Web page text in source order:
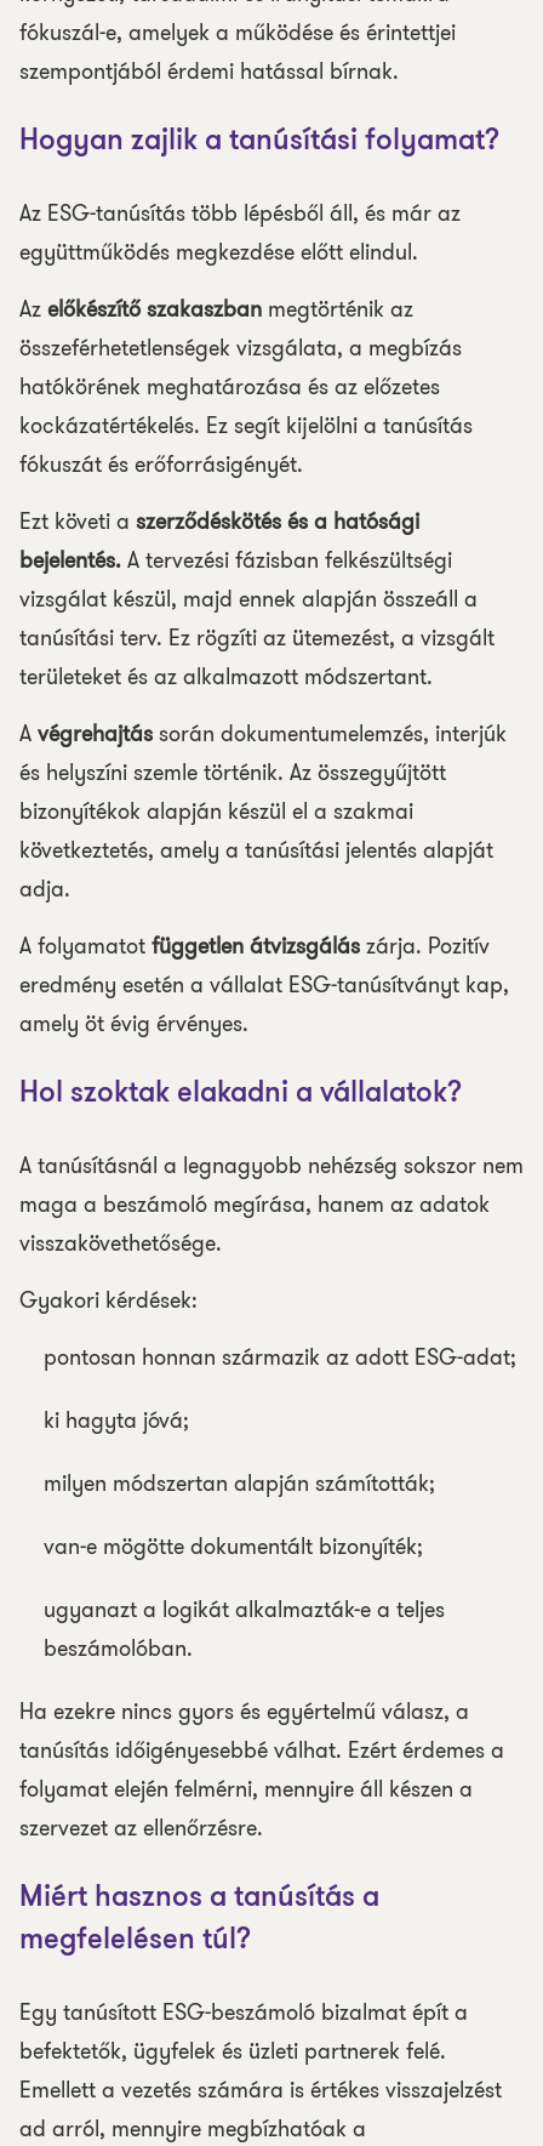
fókuszál-e, amelyek a működése és érintettjei
szempontjából érdemi hatással bírnak.
Hogyan zajlik a tanúsítási folyamat?
Az ESG-tanúsítás több lépésből áll, és már az
együttműködés megkezdése előtt elindul.
Azelőkészítő szakaszban megtörténik az
összeférhetetlenségek vizsgálata, a megbízás
hatókörének meghatározása és az előzetes
kockázatértékelés. Ez segít kijelölni a tanúsítás
fókuszát és erőforrásigényét.
Ezt követi a szerződéskötés és a hatósági
bejelentés.A tervezési fázisban felkészültségi
vizsgálat készül, majd ennek alapján összeáll a
tanúsítási terv. Ez rögzíti az ütemezést, a vizsgált
területeket és az alkalmazott módszertant.
Avégrehajtássorán dokumentumelemzés, interjúk
és helyszíni szemle történik. Az összegyűjtött
bizonyítékok alapján készül el a szakmai
következtetés, amely a tanúsítási jelentés alapját
adja.
A folyamatotfüggetlen átvizsgálászárja. Pozitív
eredmény esetén a vállalat ESG-tanúsítványt kap,
amely öt évig érvényes.
Hol szoktak elakadni a vállalatok?
A tanúsításnál a legnagyobb nehézség sokszor nem
maga a beszámoló megírása, hanem az adatok
visszakövethetősége.
Gyakori kérdések:
pontosan honnan származik az adott ESG-adat;
ki hagyta jóvá;
milyen módszertan alapján számították;
van-e mögötte dokumentált bizonyíték;
ugyanazt a logikát alkalmazták-e a teljes
beszámolóban.
Ha ezekre nincs gyors és egyértelmű válasz, a
tanúsítás időigényesebbé válhat. Ezért érdemes a
folyamat elején felmérni, mennyire áll készen a
szervezet az ellenőrzésre.
Miért hasznos a tanúsítás a
megfelelésen túl?
Egy tanúsított ESG-beszámoló bizalmat épít a
befektetők, ügyfelek és üzleti partnerek felé.
Emellett a vezetés számára is értékes visszajelzést
ad arról, mennyire megbízhatóak a